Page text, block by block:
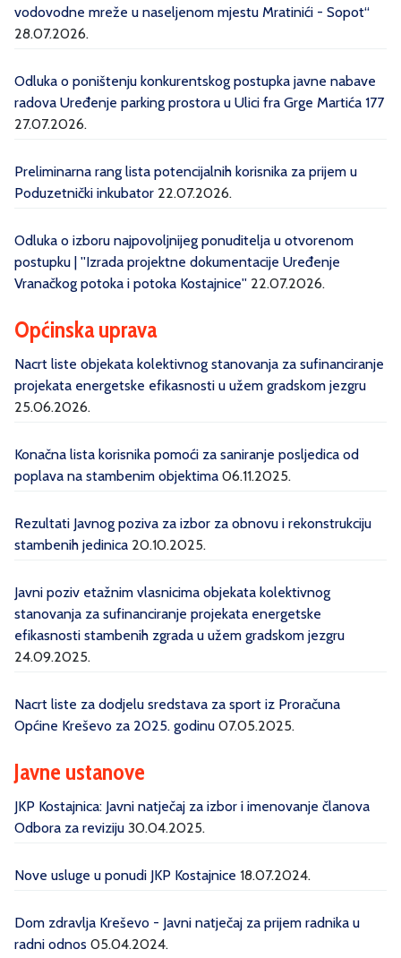
vodovodne mreže u naseljenom mjestu Mratinići - Sopot“
28.07.2026.
Odluka o poništenju konkurentskog postupka javne nabave
radova Uređenje parking prostora u Ulici fra Grge Martića 177
27.07.2026.
Preliminarna rang lista potencijalnih korisnika za prijem u
Poduzetnički inkubator 22.07.2026.
Odluka o izboru najpovoljnijeg ponuditelja u otvorenom
postupku | ''Izrada projektne dokumentacije Uređenje
Vranačkog potoka i potoka Kostajnice'' 22.07.2026.
Općinska uprava
Nacrt liste objekata kolektivnog stanovanja za sufinanciranje
projekata energetske efikasnosti u užem gradskom jezgru
25.06.2026.
Konačna lista korisnika pomoći za saniranje posljedica od
poplava na stambenim objektima 06.11.2025.
Rezultati Javnog poziva za izbor za obnovu i rekonstrukciju
stambenih jedinica 20.10.2025.
Javni poziv etažnim vlasnicima objekata kolektivnog
stanovanja za sufinanciranje projekata energetske
efikasnosti stambenih zgrada u užem gradskom jezgru
24.09.2025.
Nacrt liste za dodjelu sredstava za sport iz Proračuna
Općine Kreševo za 2025. godinu 07.05.2025.
Javne ustanove
JKP Kostajnica: Javni natječaj za izbor i imenovanje članova
Odbora za reviziju 30.04.2025.
Nove usluge u ponudi JKP Kostajnice 18.07.2024.
Dom zdravlja Kreševo - Javni natječaj za prijem radnika u
radni odnos 05.04.2024.